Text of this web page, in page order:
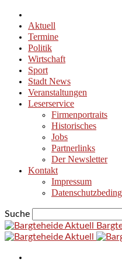
Aktuell
Termine
Politik
Wirtschaft
Sport
Stadt News
Veranstaltungen
Leserservice
Firmenportraits
Historisches
Jobs
Partnerlinks
Der Newsletter
Kontakt
Impressum
Suche